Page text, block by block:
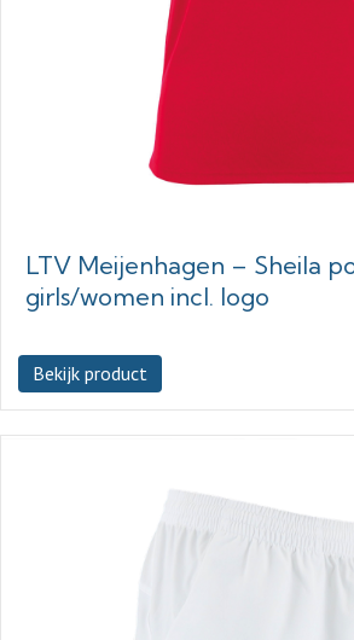
LTV Meijenhagen – Sheila
girls/women incl. logo
Bekijk product